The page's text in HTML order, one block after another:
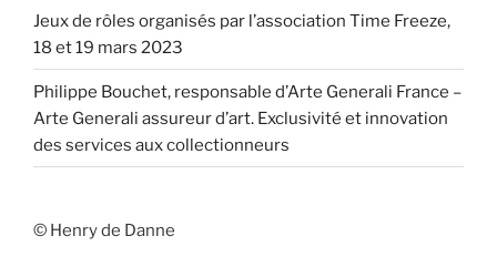
Jeux de rôles organisés par l’association Time Freeze,
18 et 19 mars 2023
Philippe Bouchet, responsable d’Arte Generali France –
Arte Generali assureur d’art. Exclusivité et innovation
des services aux collectionneurs
© Henry de Danne